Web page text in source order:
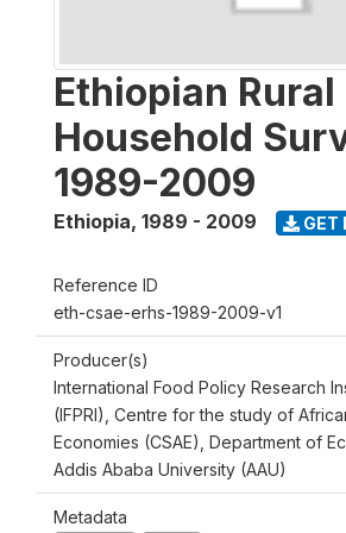
Ethiopian Rural
Household
1989-2009
Ethiopia, 1989 - 2009 GET
Reference ID
eth-csae-erhs-1989-2009-v1
Producer(s)
International Food Policy Research
(IFPRI), Centre for the study of
Economies (CSAE), Department of
Addis Ababa University (AAU)
Metadata